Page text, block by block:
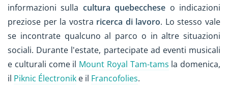
informazioni sulla cultura quebecchese o indicazioni
preziose per la vostra ricerca di lavoro. Lo stesso vale
se incontrate qualcuno al parco o in altre situazioni
sociali. Durante l'estate, partecipate ad eventi musicali
e culturali come il Mount Royal Tam-tams la domenica,
il Piknic Électronik e il Francofolies.